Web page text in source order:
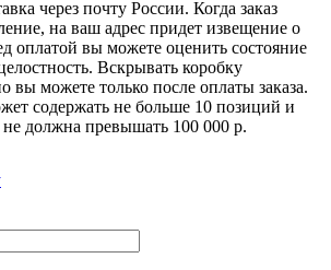
через почту России. Когда заказ
на ваш адрес придет извещение о
оплатой вы можете оценить состояние
Вскрывать коробку
вы можете только после оплаты заказа.
содержать не больше 10 позиций и
не должна превышать 100 000 р.